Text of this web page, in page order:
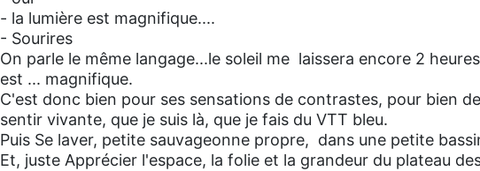
- la lumière est magnifique....
- Sourires
On parle le même langage...le soleil me laissera encore 2
est ... magnifique.
C'est donc bien pour ses sensations de contrastes, pour bien
sentir vivante, que je suis là, que je fais du VTT bleu.
Puis Se laver, petite sauvageonne propre, dans une petite
Et, juste Apprécier l'espace, la folie et la grandeur du plateau